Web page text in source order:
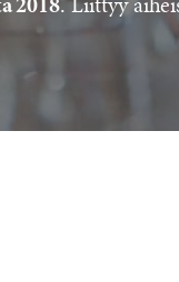
2018. Liittyy